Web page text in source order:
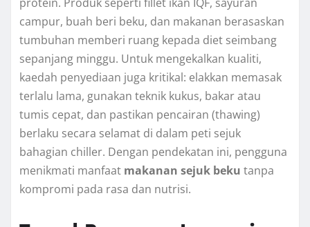
campur, buah beri beku, dan makanan berasaskan
tumbuhan memberi ruang kepada diet seimbang
sepanjang minggu. Untuk mengekalkan kualiti,
kaedah penyediaan juga kritikal: elakkan memasak
terlalu lama, gunakan teknik kukus, bakar atau
tumis cepat, dan pastikan pencairan (thawing)
berlaku secara selamat di dalam peti sejuk
bahagian chiller. Dengan pendekatan ini, pengguna
menikmati manfaat makanan sejuk beku tanpa
kompromi pada rasa dan nutrisi.